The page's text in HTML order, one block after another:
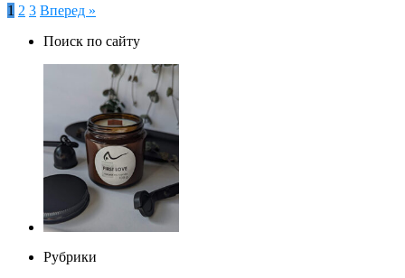
Пагинация
записей
1 2 3 Вперед »
Поиск по сайту
Рубрики